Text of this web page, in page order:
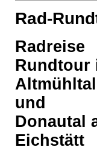
Rad-
Radreise
Rundtour
Altmühltal
und
Donautal
Eichstätt